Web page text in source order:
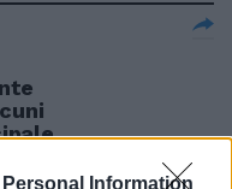
Information